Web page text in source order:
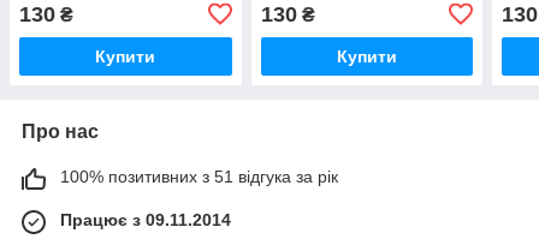
130 ₴
Купити
130₴
Купити
130
Про нас
100% позитивних з 51 відгука за рік
Працює з 09.11.2014